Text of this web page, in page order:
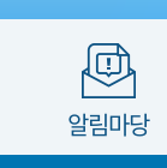
알림마당